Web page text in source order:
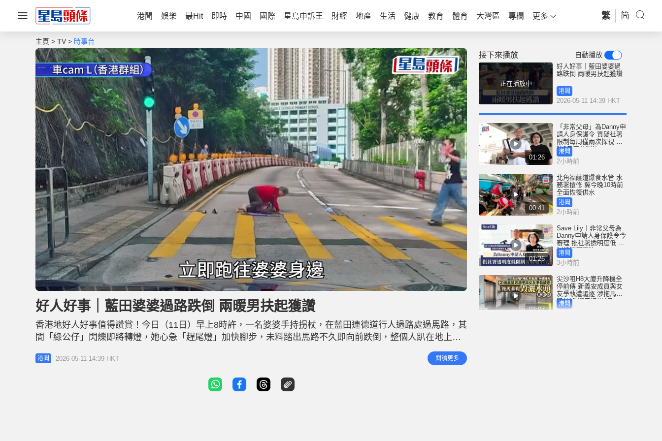
港聞 娛樂 最Hit 即時 中國 國際 星島申訴王 財經 地產 生活 健康 教育 體育 大灣區 專欄 更多 繁 简
主頁 TV 時事台
U
n
u
t
e
o
d
e
d
7
9
.
7
1
好人好事｜藍田婆婆過路跌倒 兩暖男扶起獲讚
香港地好人好事值得讚賞！今日（11日）早上8時許，一名婆婆手持拐杖，在藍田連德道行人過路處過馬路，其
間「綠公仔」閃爍即將轉燈，她心急「趕尾燈」加快腳步，未料踏出馬路不久即向前跌倒，整個人趴在地上，
鞋子也飛脫。幸對面行人路兩名暖男見狀，立即跑往婆婆身邊，左右兩邊合力將婆婆扶起，並替婆婆拾回個人
物品，扶到行人路上。 事發時一輛停在燈位等候轉燈的私家車，車Cam拍下意外經過。未幾交通燈行車燈號轉
港聞 2026-05-11 14:39 HKT 閱讀更多
接下來播放 自動播放
正在播放中
好人好事｜藍田婆婆過
路跌倒 兩暖男扶起獲讚
港聞
2026-05-11 14:39 HKT
01:26
「非常父母」為Danny申
請人身保護令 質疑社署
限制每周僅兩次探視 高
院9月底前判決
港聞
2小時前
00:41
北角福蔭道爆食水管 水
務署搶修 冀今晚10時前
全面恢復供水
港聞
2小時前
01:26
Save Lily｜非常父母為
Danny申請人身保護令今
審理 批社署透明度低 限
制接觸屬不法
港聞
3小時前
01:07
尖沙咀H8大廈升降機全
停前傳 新義安成員與女
友爭執遭驅逐 涉拖馬刑
毀被捕 警另通緝4男
港聞